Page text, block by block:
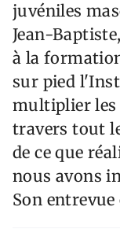
juvéniles
Jean-
à la
sur pied
multiplier les
travers tout
de ce que
nous avons
Son